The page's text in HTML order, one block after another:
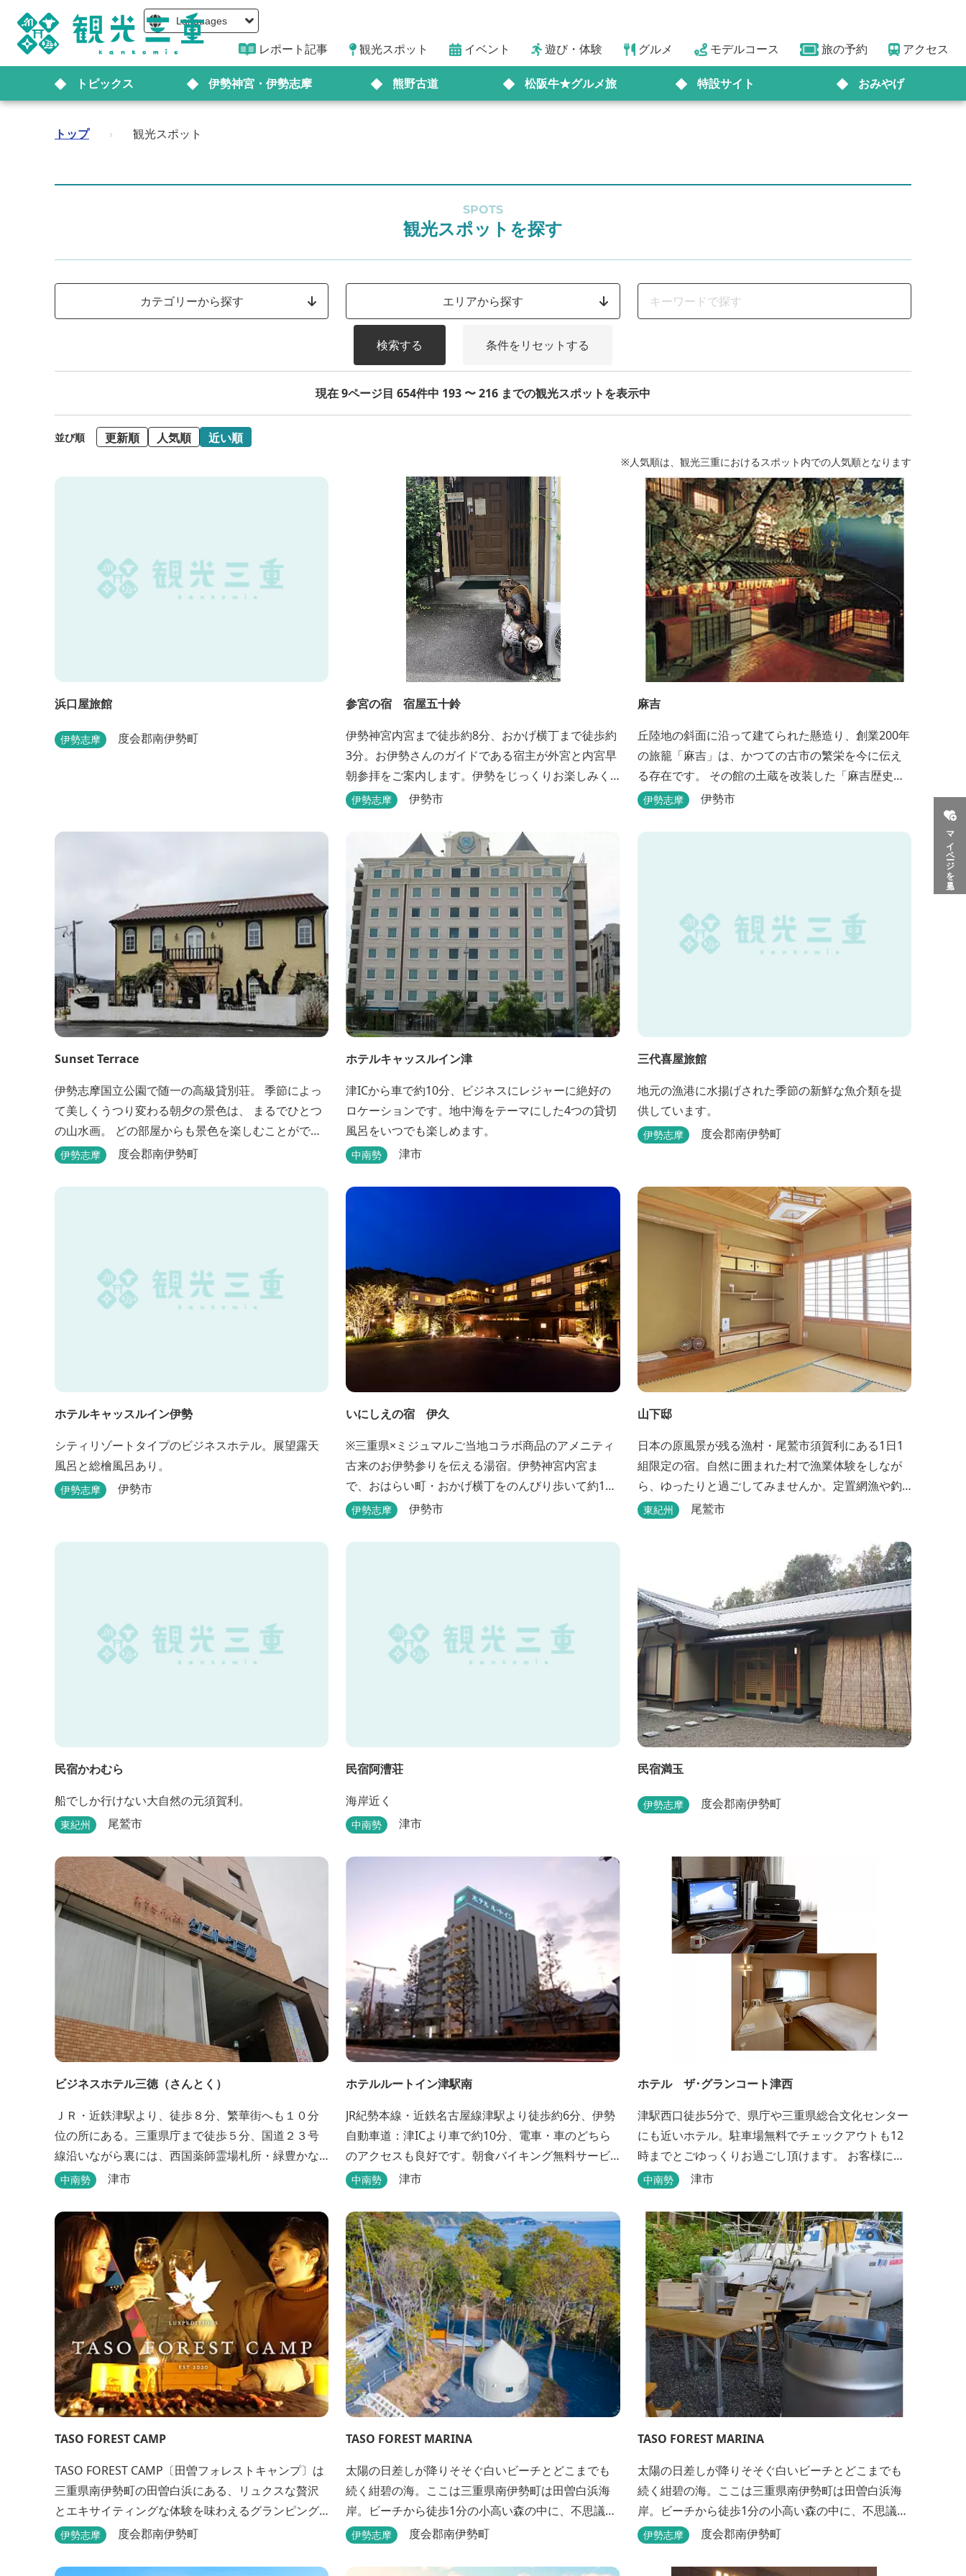
Languages
レポート記事 観光スポット イベント 遊び・体験 グルメ モデルコース 旅の予約 アクセス
トピックス 伊勢神宮・伊勢志摩 熊野古道 松阪牛★グルメ旅 特設サイト おみやげ
マイページを見る
トップ › 観光スポット
SPOTS
観光スポットを探す
カテゴリーから探す エリアから探す
検索する 条件をリセットする
現在 9ページ目 654件中 193 〜 216 までの観光スポットを表示中
並び順 更新順 人気順 近い順
※人気順は、観光三重におけるスポット内での人気順となります
浜口屋旅館
伊勢志摩 度会郡南伊勢町
参宮の宿 宿屋五十鈴
伊勢神宮内宮まで徒歩約8分、おかげ横丁まで徒歩約
3分。お伊勢さんのガイドである宿主が外宮と内宮早
朝参拝をご案内します。伊勢をじっくりお楽しみく
ださい。
伊勢志摩 伊勢市
麻吉
丘陸地の斜面に沿って建てられた懸造り、創業200年
の旅籠「麻吉」は、かつての古市の繁栄を今に伝え
る存在です。 その館の土蔵を改装した「麻吉歴史
館」には、往時を物語る品々が蔵出しされ、お伊勢
伊勢志摩 伊勢市
Sunset Terrace
伊勢志摩国立公園で随一の高級貸別荘。 季節によっ
て美しくうつり変わる朝夕の景色は、 まるでひとつ
の山水画。 どの部屋からも景色を楽しむことができ
ます。 大切な友人や家族と、最高のひとときを。 1
イベートでご利用いただけます。
伊勢志摩 度会郡南伊勢町
ホテルキャッスルイン津
津ICから車で約10分、ビジネスにレジャーに絶好の
ロケーションです。地中海をテーマにした4つの貸切
風呂をいつでも楽しめます。
中南勢 津市
三代喜屋旅館
地元の漁港に水揚げされた季節の新鮮な魚介類を提
供しています。
伊勢志摩 度会郡南伊勢町
ホテルキャッスルイン伊勢
シティリゾートタイプのビジネスホテル。展望露天
風呂と総檜風呂あり。
伊勢志摩 伊勢市
いにしえの宿 伊久
※三重県×ミジュマルご当地コラボ商品のアメニティ
古来のお伊勢参りを伝える湯宿。伊勢神宮内宮ま
で、おはらい町・おかげ横丁をのんびり歩いて約15
分。 部屋・風呂の前に広がる豊かな森は、そのまま
っている・・そんな気持ちになる宿です。 館内には2
伊勢志摩 伊勢市
山下邸
日本の原風景が残る漁村・尾鷲市須賀利にある1日1
組限定の宿。自然に囲まれた村で漁業体験をしなが
ら、ゆったりと過ごしてみませんか。定置網漁や釣
り船などの体験ができます。
東紀州 尾鷲市
民宿かわむら
船でしか行けない大自然の元須賀利。
東紀州 尾鷲市
民宿阿漕荘
海岸近く
中南勢 津市
民宿満玉
伊勢志摩 度会郡南伊勢町
ビジネスホテル三徳（さんとく）
ＪＲ・近鉄津駅より、徒歩８分、繁華街へも１０分
位の所にある。三重県庁まで徒歩５分、国道２３号
線沿いながら裏には、西国薬師霊場札所・緑豊かな
曹洞常の中本山。津市で一番古いお寺と言われる塔
中南勢 津市
ホテルルートイン津駅南
JR紀勢本線・近鉄名古屋線津駅より徒歩約6分、伊勢
自動車道：津ICより車で約10分、電車・車のどちら
のアクセスも良好です。朝食バイキング無料サービ
ス、大浴場完備、平面駐車場40台・立体駐車場34
ける快適なホテルライフをご提供します。
中南勢 津市
ホテル ザ･グランコート津西
津駅西口徒歩5分で、県庁や三重県総合文化センター
にも近いホテル。駐車場無料でチェックアウトも12
時までとごゆっくりお過ごし頂けます。 お客様によ
り快適にお過ごし頂けるよう専用設備・アメニティ
ン・プリンター設置のお部屋など多種多様な部屋タ
イプ・サービスをご用意。本質の時間、至上の空間
をお届けいたします。 また１Fにはカフェ＆レストラ
ンE...
中南勢 津市
TASO FOREST CAMP
TASO FOREST CAMP〔田曽フォレストキャンプ〕は
三重県南伊勢町の田曽白浜にある、リュクスな贅沢
とエキサイティングな体験を味わえるグランピング
施設です。 紹介VTR ↓↓↓↓↓↓↓↓
伊勢志摩 度会郡南伊勢町
TASO FOREST MARINA
太陽の日差しが降りそそぐ白いビーチとどこまでも
続く紺碧の海。ここは三重県南伊勢町は田曽白浜海
岸。ビーチから徒歩1分の小高い森の中に、不思議な
波止場があります。やさしい木陰に停泊するのは3艇
高まるインテリアは見た目からは想像できないほど
伊勢志摩 度会郡南伊勢町
TASO FOREST MARINA
太陽の日差しが降りそそぐ白いビーチとどこまでも
続く紺碧の海。ここは三重県南伊勢町は田曽白浜海
岸。ビーチから徒歩1分の小高い森の中に、不思議な
波止場があります。やさしい木陰に停泊するのは3艇
高まるインテリアは見た目からは想像できないほど
伊勢志摩 度会郡南伊勢町